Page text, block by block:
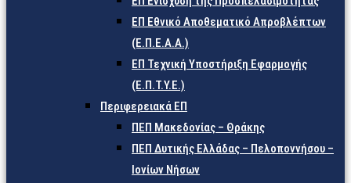
ΕΠ Εθνικό Αποθεματικό Απροβλέπτων
(Ε.Π.Ε.Α.Α.)
ΕΠ Τεχνική Υποστήριξη Εφαρμογής
(Ε.Π.Τ.Υ.Ε.)
Περιφερειακά ΕΠ
ΠΕΠ Μακεδονίας – Θράκης
ΠΕΠ Δυτικής Ελλάδας – Πελοποννήσου –
Ιονίων Νήσων